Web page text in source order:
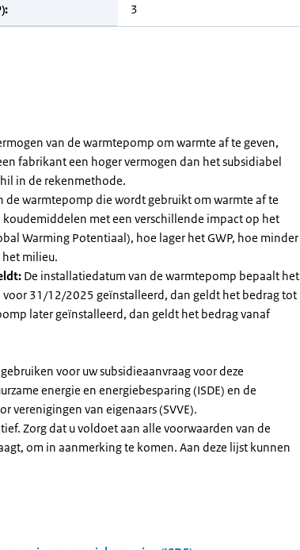
3
van de warmtepomp om warmte af te geven,
fabrikant een hoger vermogen dan het subsidiabel
in de rekenmethode.
de warmtepomp die wordt gebruikt om warmte af te
koudemiddelen met een verschillende impact op het
Warming Potentiaal), hoe lager het GWP, hoe minder
milieu.
De installatiedatum van de warmtepomp bepaalt het
voor 31/12/2025 geïnstalleerd, dan geldt het bedrag tot
later geïnstalleerd, dan geldt het bedrag vanaf
voor uw subsidieaanvraag voor deze
energie en energiebesparing (ISDE) en de
verenigingen van eigenaars (SVVE).
Zorg dat u voldoet aan alle voorwaarden van de
om in aanmerking te komen. Aan deze lijst kunnen